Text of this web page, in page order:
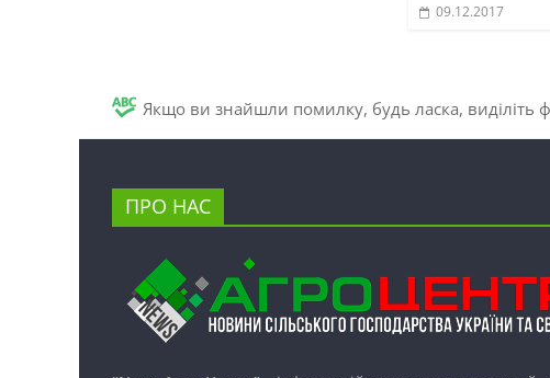
09.12.2017
Якщо ви знайшли помилку, будь ласка, виділіть
ПРО НАС